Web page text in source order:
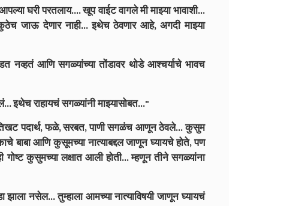
घरी परतलाय.... खूप वाईट वागले मी माझ्या भावाशी...
जाऊ देणार नाही... इथेच ठेवणार आहे, अगदी माझ्या
नव्हतं आणि सगळ्यांच्या तोंडावर थोडे आश्चर्याचे भावच
राहायचं सगळ्यांनी माझ्यासोबत..."
तिखट पदार्थ, फळे, सरबत, पाणी सगळंच आणून ठेवले... कुसुम
बाबा आणि कुसूमच्या नात्याबद्दल जाणून घ्यायचे होते, पण
गोष्ट कुसुमच्या लक्षात आली होती... म्हणून तीने सगळ्यांना
नसेल... तुम्हाला आमच्या नात्याविषयी जाणून घ्यायचं